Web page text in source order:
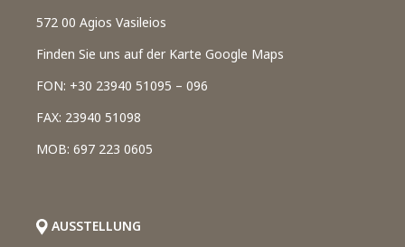
572 00 Agios Vasileios
Finden Sie uns auf der Karte Google Maps
FON: +30 23940 51095 – 096
FAX: 23940 51098
MOB: 697 223 0605
AUSSTELLUNG